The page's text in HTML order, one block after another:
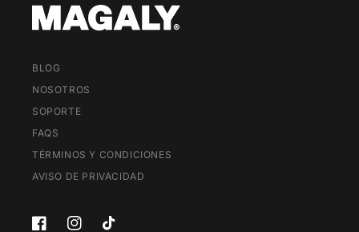
BLOG
NOSOTROS
SOPORTE
FAQS
TÉRMINOS Y CONDICIONES
AVISO DE PRIVACIDAD